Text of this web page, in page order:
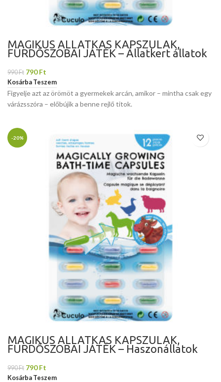
MÁGIKUS ÁLLATKÁS KAPSZULÁK,
FÜRDŐSZOBAI JÁTÉK – Állatkert állatok
990Ft 790Ft
Kosárba Teszem
Figyelje azt az örömöt a gyermekek arcán, amikor – mintha csak egy
várázsszóra – előbújik a benne rejlő titok.
-20%
MÁGIKUS ÁLLATKÁS KAPSZULÁK,
FÜRDŐSZOBAI JÁTÉK – Haszonállatok
990Ft 790Ft
Kosárba Teszem